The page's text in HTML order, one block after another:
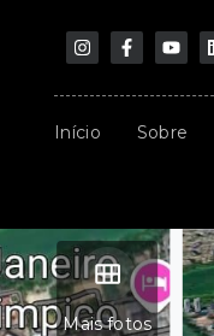
Início Sobre
Mais fotos